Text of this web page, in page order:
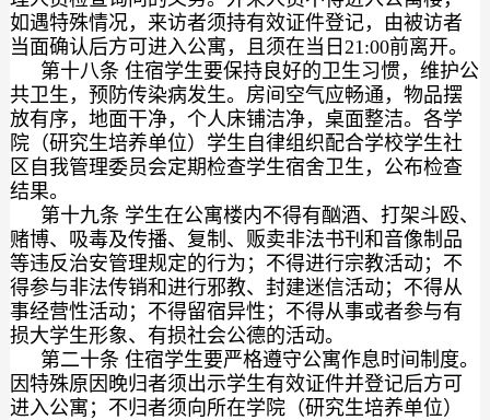
如遇特殊情况，来访者须持有效证件登记，由被访者
当面确认后方可进入公寓，且须在当日21:00前离开。
第十八条 住宿学生要保持良好的卫生习惯，维护公
共卫生，预防传染病发生。房间空气应畅通，物品摆
放有序，地面干净，个人床铺洁净，桌面整洁。各学
院（研究生培养单位）学生自律组织配合学校学生社
区自我管理委员会定期检查学生宿舍卫生，公布检查
结果。
第十九条 学生在公寓楼内不得有酗酒、打架斗殴、
赌博、吸毒及传播、复制、贩卖非法书刊和音像制品
等违反治安管理规定的行为；不得进行宗教活动；不
得参与非法传销和进行邪教、封建迷信活动；不得从
事经营性活动；不得留宿异性；不得从事或者参与有
损大学生形象、有损社会公德的活动。
第二十条 住宿学生要严格遵守公寓作息时间制度。
因特殊原因晚归者须出示学生有效证件并登记后方可
进入公寓；不归者须向所在学院（研究生培养单位）